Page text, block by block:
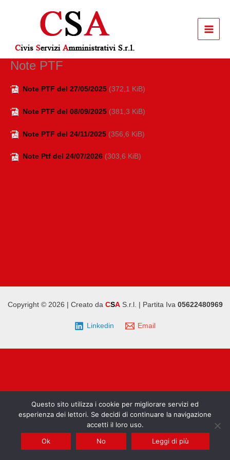
Note PTF
Note PTF del 27/05/2025 (372,1 KiB)
Note PTF del 08/09/2025 (381,3 KiB)
Note PTF del 24/11/2025 (356,6 KiB)
Note Ptf del 24/07/2026 (303,6 KiB)
Copyright © 2026 | Creato da CSA S.r.l. | Partita Iva 05622480969
Linkedin Email
Questo sito utilizza i cookie per migliorare servizi ed
esperienza dei lettori. Se decidi di continuare la navigazione
accetti il loro uso.
Ok
No Leggi di più